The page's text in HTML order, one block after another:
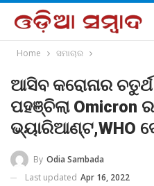
Home ସମାଚାର
ଆସିବ କରୋନାର
ପହଞ୍ଚିଲା Omicron
ଭ୍ୟାରିଆଣ୍ଟ,WHO
By Odia Sambada
Last updated Apr 16, 2022